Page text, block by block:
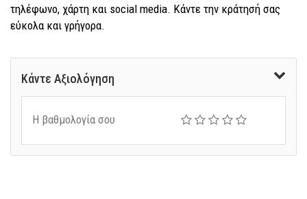
τηλέφωνο, χάρτη και social media. Κάντε την κράτησή σας
εύκολα και γρήγορα.
Κάντε Αξιολόγηση
Η βαθμολογία σου